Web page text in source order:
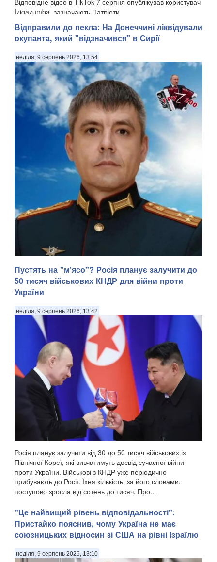
Izigazumba, зазначають Патріоти ...
Відправили до пекла: На Донеччині ліквідували
окупанта, який "відзначився" в Сирії
неділя, 9 серпень 2026, 13:54
У Донецькій області українська армія ліквідувала
російського офіцера, полковника ЗС РФ Сергія Хвалова.
Ворожий військовий раніше двічі служив у Сирії, сприяючи
диктаторському режиму Башара Асада, передають
Патріоти України. Про це повідомив військовосл...
Пустять на "м'ясо"? Росія планує залучити до
50 тисяч військових КНДР для війни проти
України
неділя, 9 серпень 2026, 13:42
Росія планує залучити від 30 до 50 тисяч військових із
Північної Кореї, які вивчатимуть досвід сучасної війни
проти України. Військові з КНДР уже періодично
прибувають до Росії. Їхня кількість, за його словами,
поступово зросла від сотень до тисяч. Про...
"Це найвищий рівень відповідальності":
Пристайко пояснив, чому Україна не має
союзницьких відносин зі США на рівні Ізраїлю
неділя, 9 серпень 2026, 13:10